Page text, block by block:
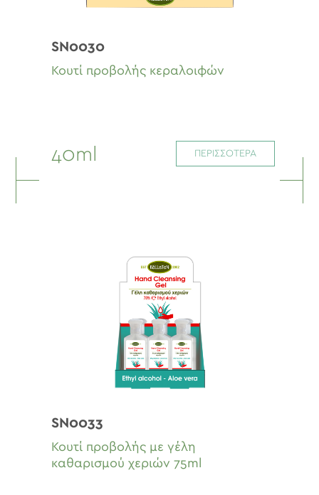
SN0030
Κουτί προβολής κεραλοιφών
40ml ΠΕΡΙΣΣΟΤΕΡΑ
SN0033
Κουτί προβολής με γέλη
καθαρισμού χεριών 75ml